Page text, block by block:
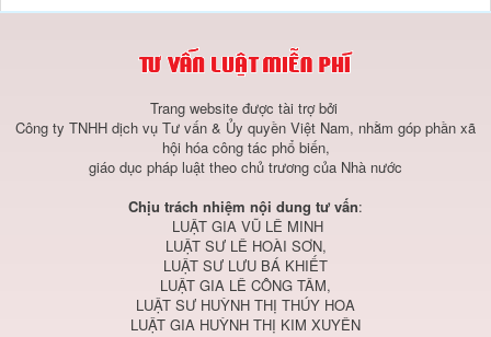
Trang website được tài trợ bởi
Công ty TNHH dịch vụ Tư vấn & Ủy quyền Việt Nam, nhằm góp phần xã
hội hóa công tác phổ biến,
giáo dục pháp luật theo chủ trương của Nhà nước
Chịu trách nhiệm nội dung tư vấn:
LUẬT GIA VŨ LÊ MINH
LUẬT SƯ LÊ HOÀI SƠN,
LUẬT SƯ LƯU BÁ KHIẾT
LUẬT GIA LÊ CÔNG TÂM,
LUẬT SƯ HUỲNH THỊ THÚY HOA
LUẬT GIA HUỲNH THỊ KIM XUYÊN